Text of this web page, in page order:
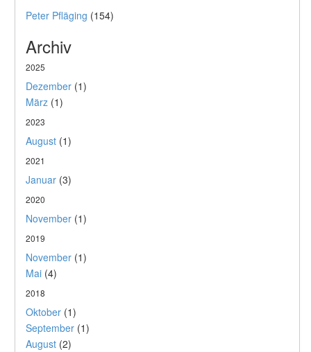
Peter Pfläging (154)
Archiv
2025
Dezember (1)
März (1)
2023
August (1)
2021
Januar (3)
2020
November (1)
2019
November (1)
Mai (4)
2018
Oktober (1)
September (1)
August (2)